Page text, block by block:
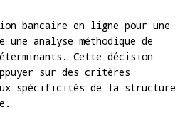
bancaire en ligne pour une
analyse méthodique de
Cette décision
sur des critères
spécificités de la structure